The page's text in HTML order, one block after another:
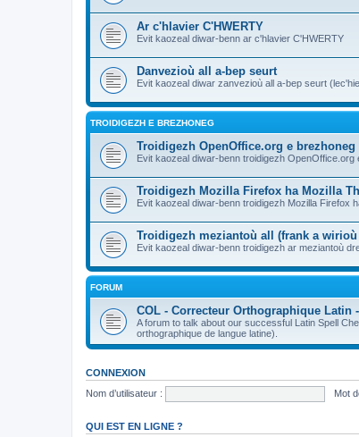
Ar c'hlavier C'HWERTY
Evit kaozeal diwar-benn ar c'hlavier C'HWERTY
Danvezioù all a-bep seurt
Evit kaozeal diwar zanvezioù all a-bep seurt
TROIDIGEZH E BREZHONEG
Troidigezh OpenOffice.org e brezhoneg
Evit kaozeal diwar-benn troidigezh
Troidigezh Mozilla Firefox ha Mozilla
Evit kaozeal diwar-benn troidigezh Mozilla Firefox
Troidigezh meziantoù all (frank a
Evit kaozeal diwar-benn troidigezh ar meziantoù
FORUM
COL - Correcteur Orthographique Latin
A forum to talk about our successful Latin Spell
orthographique de langue latine).
CONNEXION
Nom d’utilisateur :
Mot
QUI EST EN LIGNE ?